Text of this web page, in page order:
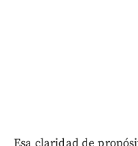
Esa claridad de